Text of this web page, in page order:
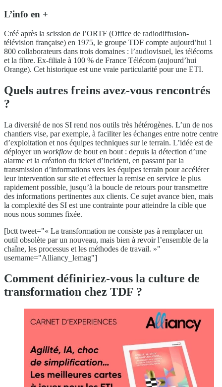
L’info en +
Créé après la scission de l’ORTF (Office de radiodiffusion-
télévision française) en 1975, le groupe TDF compte aujourd’hui 1
800 collaborateurs dans trois domaines : l’audiovisuel, les télécoms
et la fibre. Ex-filiale à 100 % de France Télécom (aujourd’hui
Orange). Cet historique est une vraie particularité pour une ETI.
Quels autres freins avez-vous rencontrés
?
La diversité de nos SI rend nos outils très hétérogènes. L’un de nos
chantiers vise, par exemple, à faciliter les échanges entre notre centre
d’exploitation et nos équipes techniques sur le terrain. L’idée est de
déployer un workflow de bout en bout : depuis la détection d’une
alarme et la création du ticket d’incident, en passant par la
transmission d’informations vers les équipes terrain pour accélérer
leur intervention sur site et effectuer la remise en service le plus
rapidement possible, jusqu’à la boucle de retours pour transmettre
des informations pertinentes aux clients. Ce sujet avance bien, mais
la complexité des SI est une contrainte pour atteindre la cible que
nous nous sommes fixée.
[bctt tweet="« La transformation ne consiste pas à remplacer un
outil obsolète par un nouveau, mais bien à revoir l’ensemble de la
chaîne, les processus et les méthodes de travail. »"
username="Alliancy_lemag"]
Comment définiriez-vous la culture de
transformation chez TDF ?